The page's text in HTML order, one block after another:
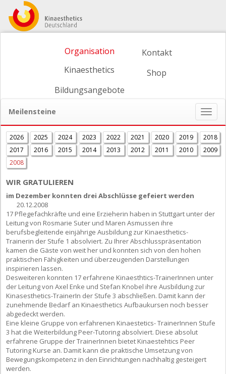
Organisation
Kinaesthetics
Bildungsangebote
Kontakt
Shop
Meilensteine
ein-/
2026 2025 2024 2023 2022 2021 2020 2019
2018
2017
2016 2015 2014 2013 2012 2011 2010
2009
2008
WIR GRATULIEREN
im Dezember konnten drei Abschlüsse gefeiert werden
20.12.2008
17 Pflegefachkräfte und eine Erzieherin haben in Stuttgart unter der
Leitung von Rosmarie Suter und Maren Asmussen ihre
berufsbegleitende einjährige Ausbildung zur Kinaesthetics-
Trainerin der Stufe 1 absolviert. Zu Ihrer Abschlusspräsentation
kamen die Gäste von weit her und konnten sich von den hohen
praktischen Fähigkeiten und überzeugenden Darstellungen
inspirieren lassen.
Desweiteren konnten 17 erfahrene Kinaesthtics-TrainerInnen unter
der Leitung von Axel Enke und Stefan Knobel ihre Ausbildung zur
Kinasesthetics-TrainerIn der Stufe 3 abschließen. Damit kann der
zunehmende Bedarf an Kinaesthetics Aufbaukursen noch besser
abgedeckt werden.
Eine kleine Gruppe von erfahrenen Kinaestetics- TrainerInnen Stufe
3 hat die Weiterbildung Peer-Tutoring absolviert. Diese absolut
erfahrene Gruppe der TrainerInnen bietet Kinaestehtics Peer
Tutoring Kurse an. Damit kann die praktische Umsetzung von
Bewegungskompetenz in den Einrichtungen nachhaltig gesteigert
werden.